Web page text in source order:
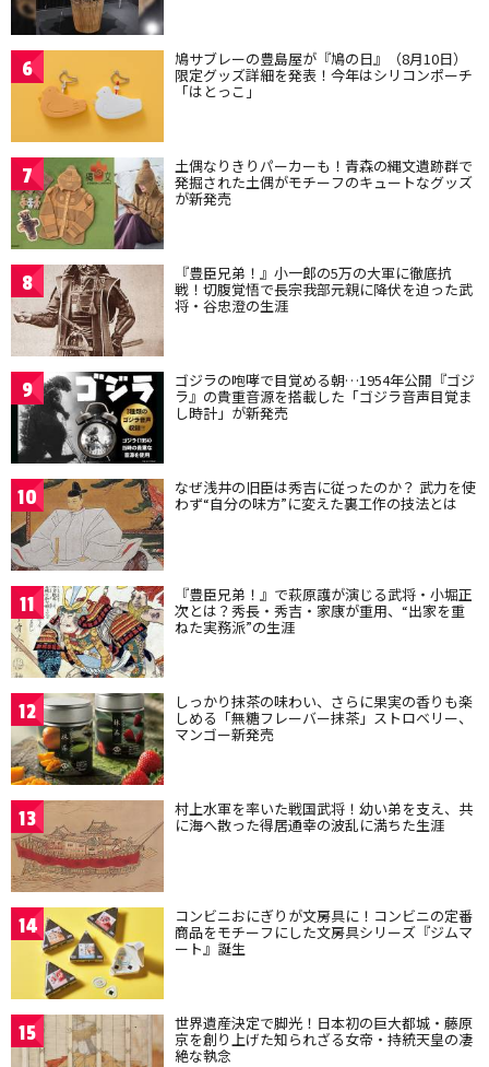
6 鳩サブレーの豊島屋が『鳩の日』（8月10日）
限定グッズ詳細を発表！今年はシリコンポーチ
「はとっこ」
7 土偶なりきりパーカーも！青森の縄文遺跡群で
発掘された土偶がモチーフのキュートなグッズ
が新発売
8 『豊臣兄弟！』小一郎の5万の大軍に徹底抗
戦！切腹覚悟で長宗我部元親に降伏を迫った武
将・谷忠澄の生涯
9 ゴジラの咆哮で目覚める朝…1954年公開『ゴジ
ラ』の貴重音源を搭載した「ゴジラ音声目覚ま
し時計」が新発売
10 なぜ浅井の旧臣は秀吉に従ったのか？ 武力を使
わず“自分の味方”に変えた裏工作の技法とは
11 『豊臣兄弟！』で萩原護が演じる武将・小堀正
次とは？秀長・秀吉・家康が重用、“出家を重
ねた実務派”の生涯
12 しっかり抹茶の味わい、さらに果実の香りも楽
しめる「無糖フレーバー抹茶」ストロベリー、
マンゴー新発売
13 村上水軍を率いた戦国武将！幼い弟を支え、共
に海へ散った得居通幸の波乱に満ちた生涯
14 コンビニおにぎりが文房具に！コンビニの定番
商品をモチーフにした文房具シリーズ『ジムマ
ート』誕生
15 世界遺産決定で脚光！日本初の巨大都城・藤原
京を創り上げた知られざる女帝・持統天皇の凄
絶な執念